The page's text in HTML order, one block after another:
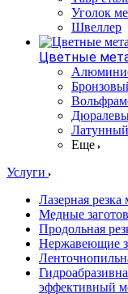
Уголок
Швеллер
Цветные
Еще
Услуги
Лазерная резка
Медные
Продольная
Нержавеющие
эффективный